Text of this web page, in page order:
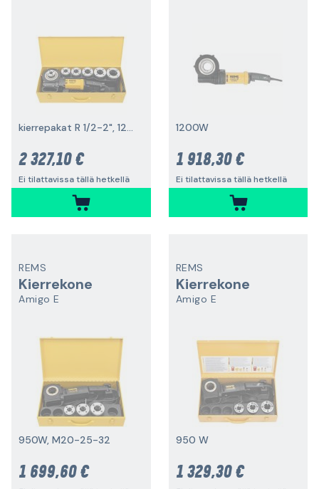
kierrepakat R 1/2-2", 1200 W
2 327,10 €
Ei tilattavissa tällä hetkellä
1200W
1 918,30 €
Ei tilattavissa tällä hetkellä
REMS
Kierrekone
Amigo E
950W, M20-25-32
1 699,60 €
REMS
Kierrekone
Amigo E
950 W
1 329,30 €